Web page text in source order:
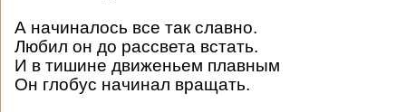
А начиналось все так славно.
Любил он до рассвета встать.
И в тишине движеньем плавным
Он глобус начинал вращать.